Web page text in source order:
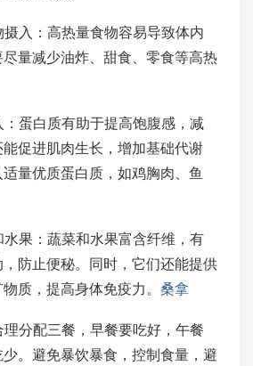
摄入：高热量食物容易导致体内
尽量减少油炸、甜食、零食等高热
：蛋白质有助于提高饱腹感，减
促进肌肉生长，增加基础代谢
量优质蛋白质，如鸡胸肉、鱼
水果：蔬菜和水果富含纤维，有
防止便秘。同时，它们还能提供
质，提高身体免疫力。 桑拿
分配三餐，早餐要吃好，午餐
。避免暴饮暴食，控制食量，避